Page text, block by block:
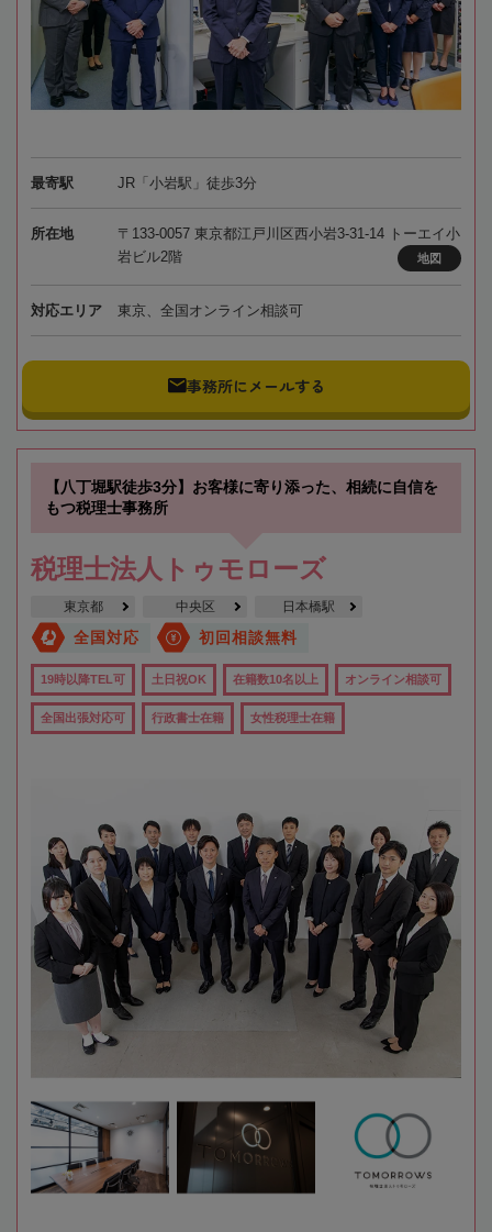
最寄駅 JR「小岩駅」徒歩3分
所在地
〒133-0057 東京都江戸川区西小岩3-31-14 トーエイ小
岩ビル2階
地図
対応エリア 東京、全国オンライン相談可
事務所にメールする
【八丁堀駅徒歩3分】お客様に寄り添った、相続に自信を
もつ税理士事務所
税理士法人トゥモローズ
東京都 中央区 日本橋駅
全国対応 初回相談無料
19時以降TEL可 土日祝OK 在籍数10名以上 オンライン相談可
全国出張対応可 行政書士在籍 女性税理士在籍